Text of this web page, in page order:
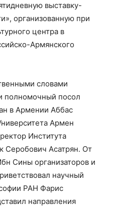
выставку-
организованную при
центра в
Армянского
словами
полномочный посол
в Армении Аббас
Армен
Института
Серобович Асатрян. От
Сины организаторов и
научный
РАН Фарис
направления